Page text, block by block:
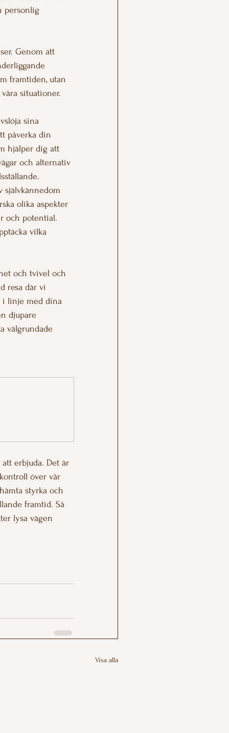
personlig
Genom att
framtiden, utan
situationer.
sina
påverka din
hjälper dig att
och alternativ
självkännedom
olika aspekter
och potential.
vilka
och tvivel och
resa där vi
i linje med dina
djupare
välgrundade
erbjuda. Det är
över vår
styrka och
framtid. Så
lysa vägen
Visa alla